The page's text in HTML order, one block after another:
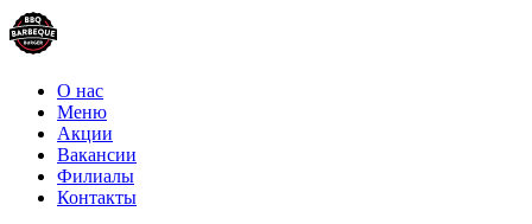
О нас
Меню
Акции
Вакансии
Филиалы
Контакты